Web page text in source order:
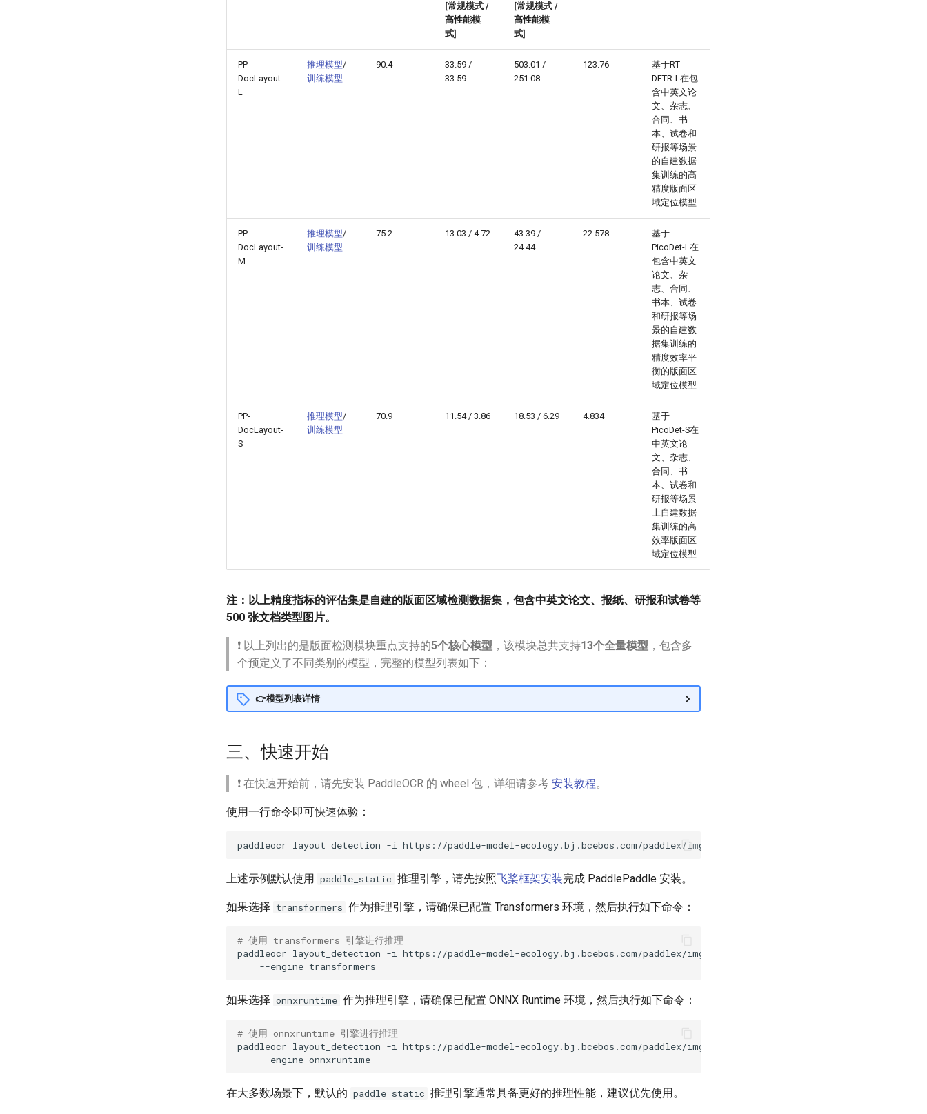
[常规模式 /
高性能模
式]
[常规模式 /
高性能模
式]
PP-
DocLayout-
L
推理模型/
训练模型
90.4
33.59 /
33.59
503.01 /
251.08
123.76
基于RT-
DETR-L在包
含中英文论
文、杂志、
合同、书
本、试卷和
研报等场景
的自建数据
集训练的高
精度版面区
域定位模型
PP-
DocLayout-
M
推理模型/
训练模型
75.2 13.03 / 4.72
43.39 /
24.44
22.578
基于
PicoDet-L在
包含中英文
论文、杂
志、合同、
书本、试卷
和研报等场
景的自建数
据集训练的
精度效率平
衡的版面区
域定位模型
PP-
DocLayout-
S
推理模型/
训练模型
70.9 11.54 / 3.86 18.53 / 6.29 4.834
基于
PicoDet-S在
中英文论
文、杂志、
合同、书
本、试卷和
研报等场景
上自建数据
集训练的高
效率版面区
域定位模型
注：以上精度指标的评估集是自建的版面区域检测数据集，包含中英文论文、报纸、研报和试卷等
500 张文档类型图片。
❗ 以上列出的是版面检测模块重点支持的5个核心模型 ，该模块总共支持13个全量模型 ，包含多
个预定义了不同类别的模型，完整的模型列表如下：
👉模型列表详情
三、快速开始
❗ 在快速开始前，请先安装 PaddleOCR 的 wheel 包，详细请参考 安装教程。
使用一行命令即可快速体验：
paddleocr layout_detection -i
上述示例默认使用 paddle_static 推理引擎，请先按照飞桨框架安装完成 PaddlePaddle 安装。
如果选择 transformers 作为推理引擎，请确保已配置 Transformers 环境，然后执行如下命令：
# 使用 transformers 引擎进行推理
paddleocr layout_detection -i https://paddle-model-ecology.bj.bcebos.com/paddlex/imgs/demo_image/layout.jpg
--engine
如果选择 onnxruntime 作为推理引擎，请确保已配置 ONNX Runtime 环境，然后执行如下命令：
# 使用 onnxruntime 引擎进行推理
paddleocr layout_detection -i https://paddle-model-ecology.bj.bcebos.com/paddlex/imgs/demo_image/layout.jpg
--engine
在大多数场景下，默认的 paddle_static 推理引擎通常具备更好的推理性能，建议优先使用。